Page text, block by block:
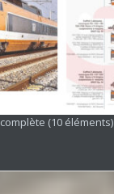
complète (10 éléments)